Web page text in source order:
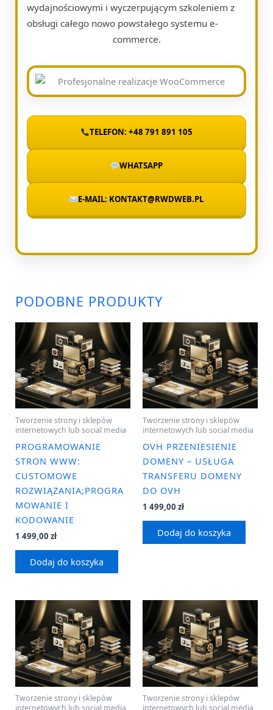
wydajnościowymi i wyczerpującym szkoleniem z
obsługi całego nowo powstałego systemu e-
commerce.
TELEFON: +48 791 891 105
WHATSAPP
E-MAIL: KONTAKT@RWDWEB.PL
PODOBNE PRODUKTY
Tworzenie strony i sklepów
internetowych lub social media
PROGRAMOWANIE
STRON WWW:
CUSTOMOWE
ROZWIĄZANIA;PROGRA
MOWANIE I
KODOWANIE
1 499,00 zł
Dodaj do koszyka
Tworzenie strony i sklepów
internetowych lub social media
OVH PRZENIESIENIE
DOMENY – USŁUGA
TRANSFERU DOMENY
DO OVH
1 499,00 zł
Dodaj do koszyka
Tworzenie strony i sklepów
Tworzenie strony i sklepów